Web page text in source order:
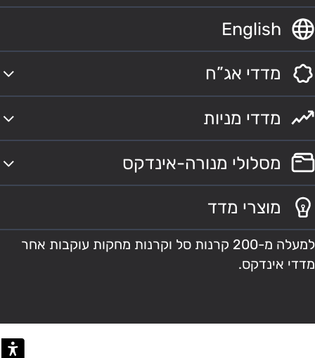
English
מדדי אג”ח
מדדי מניות
מסלולי מנורה-אינדקס
מוצרי מדד
למעלה מ-200 קרנות סל וקרנות מחקות עוקבות אחר
מדדי אינדקס.